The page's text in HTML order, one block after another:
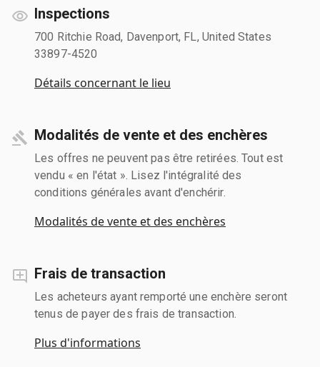
Inspections
700 Ritchie Road, Davenport, FL, United States
33897-4520
Détails concernant le lieu
Modalités de vente et des enchères
Les offres ne peuvent pas être retirées. Tout est
vendu « en l'état ». Lisez l'intégralité des
conditions générales avant d'enchérir.
Modalités de vente et des enchères
Frais de transaction
Les acheteurs ayant remporté une enchère seront
tenus de payer des frais de transaction.
Plus d'informations